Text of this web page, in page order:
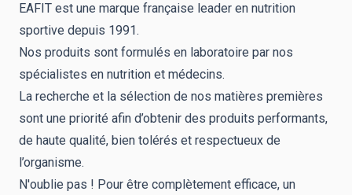
EAFIT est une marque française leader en nutrition
sportive depuis 1991.
Nos produits sont formulés en laboratoire par nos
spécialistes en nutrition et médecins.
La recherche et la sélection de nos matières premières
sont une priorité afin d’obtenir des produits performants,
de haute qualité, bien tolérés et respectueux de
l’organisme.
N'oublie pas ! Pour être complètement efficace, un